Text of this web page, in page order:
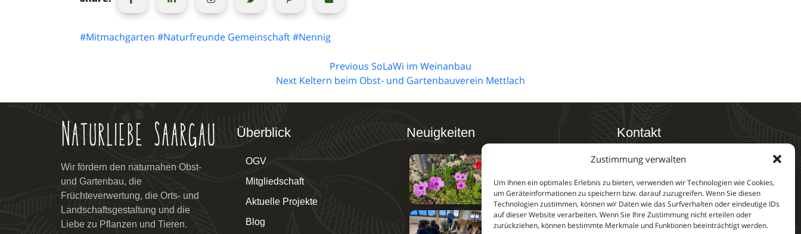
Zustimmung verwalten
Um Ihnen ein optimales Erlebnis zu bieten, verwenden wir Technologien wie Cookies,
um Geräteinformationen zu speichern bzw. darauf zuzugreifen. Wenn Sie diesen
Technologien zustimmen, können wir Daten wie das Surfverhalten oder eindeutige IDs
auf dieser Website verarbeiten. Wenn Sie Ihre Zustimmung nicht erteilen oder
zurückziehen, können bestimmte Merkmale und Funktionen beeinträchtigt werden.
#Mitmachgarten #Naturfreunde Gemeinschaft #Nennig
Previous SoLaWi im Weinanbau
Next Keltern beim Obst- und Gartenbauverein Mettlach
Wir fördern den naturnahen Obst-
und Gartenbau, die
Früchteverwertung, die Orts- und
Landschaftsgestaltung und die
Liebe zu Pflanzen und Tieren.
Überblick
OGV
Mitgliedschaft
Aktuelle Projekte
Blog
Neuigkeiten
Frühlingserwachen
Baumpflanz-
Challenge 2025 –
Kontakt
E-Mail: info@naturliebe-